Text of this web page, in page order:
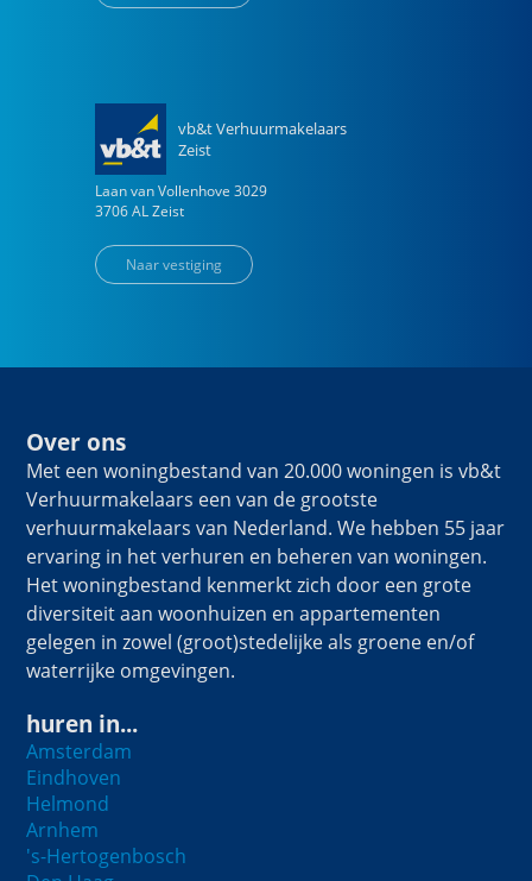
vb&t Verhuurmakelaars
Zeist
Laan van Vollenhove 3029
3706 AL Zeist
Naar vestiging
Over ons
Met een woningbestand van 20.000 woningen is vb&t
Verhuurmakelaars een van de grootste
verhuurmakelaars van Nederland. We hebben 55 jaar
ervaring in het verhuren en beheren van woningen.
Het woningbestand kenmerkt zich door een grote
diversiteit aan woonhuizen en appartementen
gelegen in zowel (groot)stedelijke als groene en/of
waterrijke omgevingen.
huren in...
Amsterdam
Eindhoven
Helmond
Arnhem
's-Hertogenbosch